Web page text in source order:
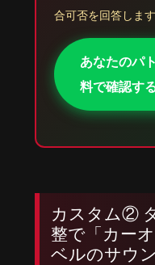
合可否を回答します
あなたのパ
料で確認す
カスタム②
整で「カー
ベルのサウ